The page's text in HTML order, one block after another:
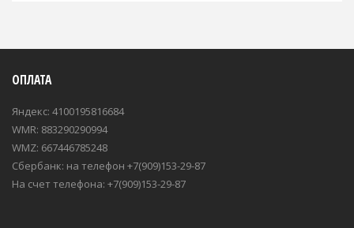
ОПЛАТА
Яндекс: 4100195816684
WMR: 883290290994
WMZ: 667446785248
Сбербанк: на телефон +7(909)153-29-87
На счет телефона: +7(909)153-29-87